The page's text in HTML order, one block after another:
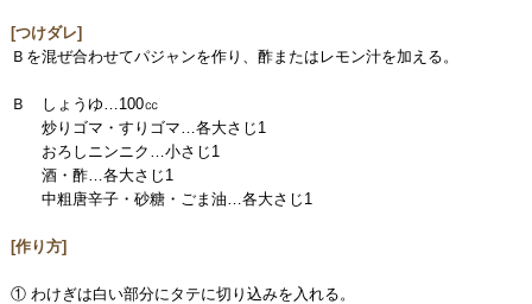
[つけダレ]
Ｂを混ぜ合わせてパジャンを作り、酢またはレモン汁を加える。
Ｂ しょうゆ…100㏄
炒りゴマ・すりゴマ…各大さじ1
おろしニンニク…小さじ1
酒・酢…各大さじ1
中粗唐辛子・砂糖・ごま油…各大さじ1
[作り方]
① わけぎは白い部分にタテに切り込みを入れる。